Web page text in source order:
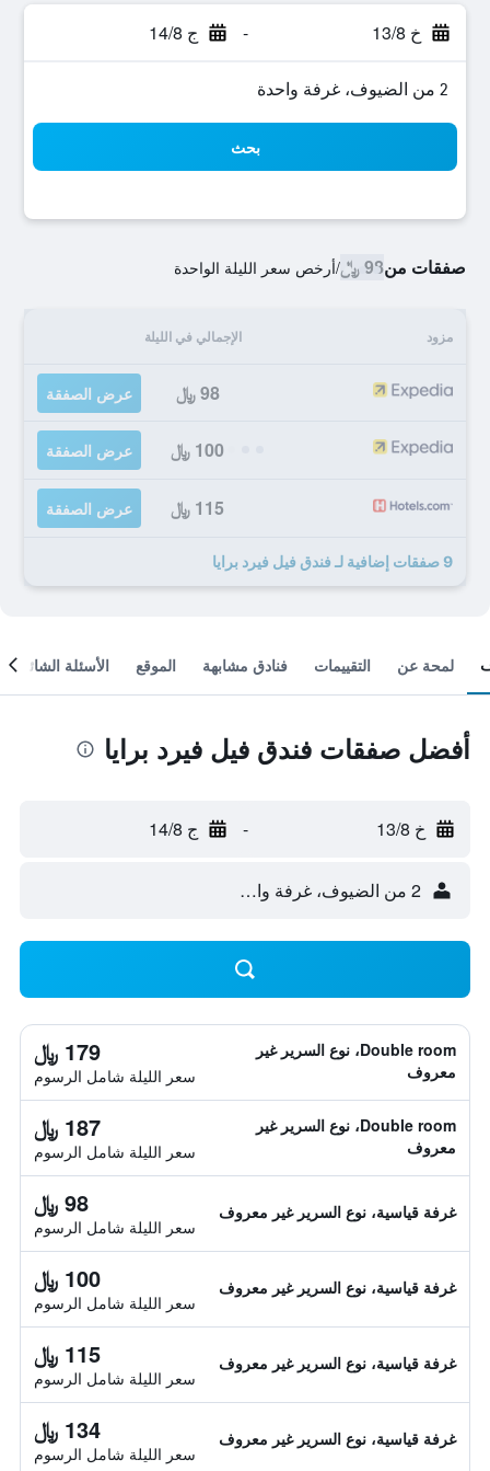
خ 13/8 - ج 14/8
2 من الضيوف، غرفة واحدة
بحث
صفقات من98 ﷼ /أرخص سعر الليلة الواحدة
مزود الإجمالي في الليلة
98 ﷼ عرض الصفقة
100 ﷼ عرض الصفقة
115 ﷼ عرض الصفقة
9 صفقات إضافية لـ فندق فيل فيرد برايا
لمحة عن التقييمات فنادق مشابهة الموقع الأسئلة الشائعة
أفضل صفقات فندق فيل فيرد برايا
خ 13/8 - ج 14/8
2 من الضيوف، غرفة واحدة
Double room، نوع السرير غير
معروف
179 ﷼
سعر الليلة شامل الرسوم
Double room، نوع السرير غير
معروف
187 ﷼
سعر الليلة شامل الرسوم
غرفة قياسية، نوع السرير غير معروف 98 ﷼
سعر الليلة شامل الرسوم
غرفة قياسية، نوع السرير غير معروف 100 ﷼
سعر الليلة شامل الرسوم
غرفة قياسية، نوع السرير غير معروف 115 ﷼
سعر الليلة شامل الرسوم
غرفة قياسية، نوع السرير غير معروف 134 ﷼
سعر الليلة شامل الرسوم